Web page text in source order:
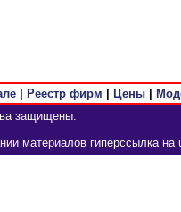
| Реестр фирм Цены|
защищены.
материалов гиперссылка на